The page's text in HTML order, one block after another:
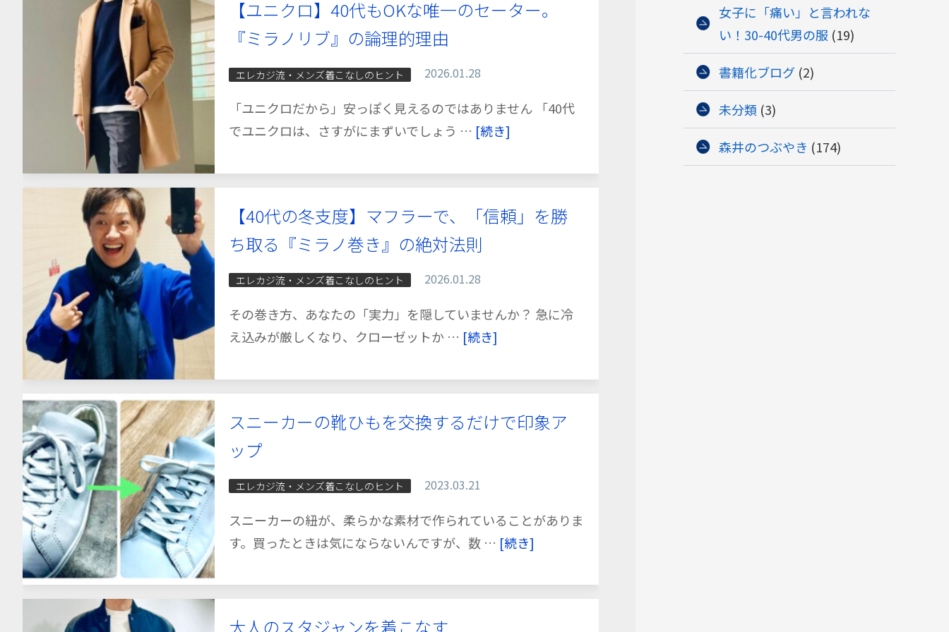
女子に「痛い」と言われな
い！30-40代男の服 (19)
書籍化ブログ (2)
未分類 (3)
森井のつぶやき (174)
【ユニクロ】40代もOKな唯一のセーター。
『ミラノリブ』の論理的理由
エレカジ流・メンズ着こなしのヒント 2026.01.28
「ユニクロだから」安っぽく見えるのではありません 「40代
でユニクロは、さすがにまずいでしょう … [続き]
【40代の冬支度】マフラーで、「信頼」を勝
ち取る『ミラノ巻き』の絶対法則
エレカジ流・メンズ着こなしのヒント 2026.01.28
その巻き方、あなたの「実力」を隠していませんか？ 急に冷
え込みが厳しくなり、クローゼットか … [続き]
スニーカーの靴ひもを交換するだけで印象ア
ップ
エレカジ流・メンズ着こなしのヒント 2023.03.21
スニーカーの紐が、柔らかな素材で作られていることがありま
す。買ったときは気にならないんですが、数 … [続き]
大人のスタジャンを着こなす